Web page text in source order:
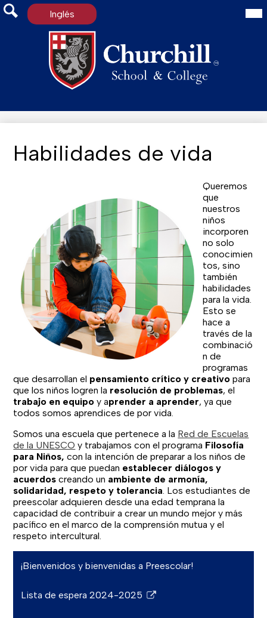
Inglés
Habilidades de vida
Queremos
que
nuestros
niños
incorporen
no solo
conocimien
tos, sino
también
habilidades
para la vida.
Esto se
hace a
través de la
combinació
n de
programas
que desarrollan el pensamiento crítico y creativo para
que los niños logren la resolución de problemas, el
trabajo en equipo y aprender a aprender, ya que
todos somos aprendices de por vida.
Somos una escuela que pertenece a la Red de Escuelas
de la UNESCO y trabajamos con el programa Filosofía
para Niños, con la intención de preparar a los niños de
por vida para que puedan establecer diálogos y
acuerdos creando un ambiente de armonía,
solidaridad, respeto y tolerancia. Los estudiantes de
preescolar adquieren desde una edad temprana la
capacidad de contribuir a crear un mundo mejor y más
pacífico en el marco de la comprensión mutua y el
respeto intercultural.
¡Bienvenidos y bienvenidas a Preescolar!
Lista de espera 2024-2025
Link